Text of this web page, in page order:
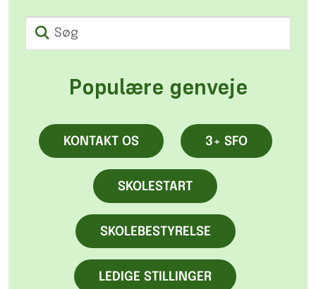
Populære genveje
KONTAKT OS 3+ SFO
SKOLESTART
SKOLEBESTYRELSE
LEDIGE STILLINGER